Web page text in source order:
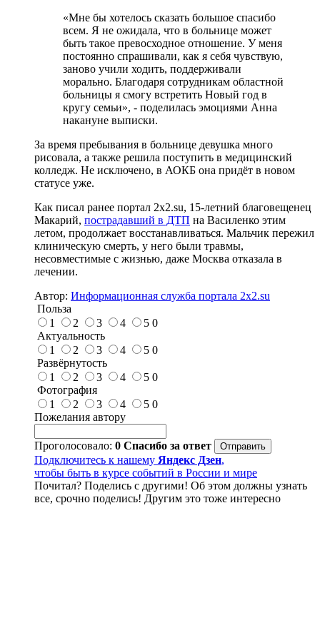
«Мне бы хотелось сказать большое спасибо
всем. Я не ожидала, что в больнице может
быть такое превосходное отношение. У меня
постоянно спрашивали, как я себя чувствую,
заново учили ходить, поддерживали
морально. Благодаря сотрудникам областной
больницы я смогу встретить Новый год в
кругу семьи», - поделилась эмоциями Анна
накануне выписки.
За время пребывания в больнице девушка много
рисовала, а также решила поступить в медицинский
колледж. Не исключено, в АОКБ она придёт в новом
статусе уже.
Как писал ранее портал 2х2.su, 15-летний благовещенец
Макарий, пострадавший в ДТП на Василенко этим
летом, продолжает восстанавливаться. Мальчик пережил
клиническую смерть, у него были травмы,
несовместимые с жизнью, даже Москва отказала в
лечении.
Автор: Информационная служба портала 2x2.su
Польза
1
2 3 4 5 0
Актуальность
1
2 3 4 5 0
Развёрнутость
1
2 3 4 5 0
Фотография
1
2 3 4 5 0
Пожелания автору
Проголосовало: 0 Спасибо за ответ
Подключитесь к нашему Яндекс Дзен,
чтобы быть в курсе событий в России и мире
Почитал? Поделись с другими! Об этом должны узнать
все, срочно поделись! Другим это тоже интересно